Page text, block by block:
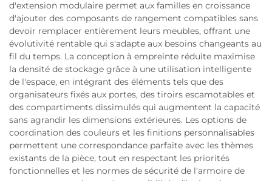
d'extension modulaire permet aux familles en croissance
d'ajouter des composants de rangement compatibles sans
devoir remplacer entièrement leurs meubles, offrant une
évolutivité rentable qui s'adapte aux besoins changeants au
fil du temps. La conception à empreinte réduite maximise
la densité de stockage grâce à une utilisation intelligente
de l'espace, en intégrant des éléments tels que des
organisateurs fixés aux portes, des tiroirs escamotables et
des compartiments dissimulés qui augmentent la capacité
sans agrandir les dimensions extérieures. Les options de
coordination des couleurs et les finitions personnalisables
permettent une correspondance parfaite avec les thèmes
existants de la pièce, tout en respectant les priorités
fonctionnelles et les normes de sécurité de l'armoire de